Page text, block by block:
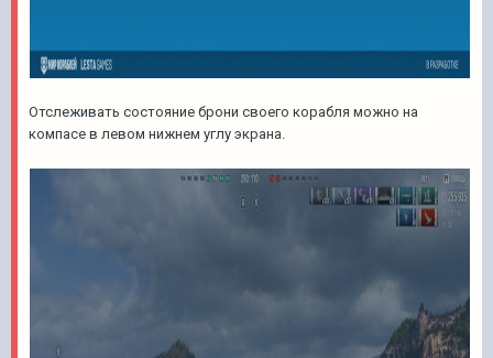
Отслеживать состояние брони своего корабля можно на
компасе в левом нижнем углу экрана.